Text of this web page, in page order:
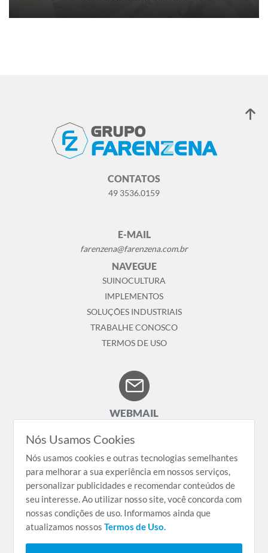
Nós Usamos Cookies
Nós usamos cookies e outras tecnologias semelhantes
para melhorar a sua experiência em nossos serviços,
personalizar publicidades e recomendar conteúdos de
seu interesse. Ao utilizar nosso site, você concorda com
nossas condições de uso. Informamos ainda que
atualizamos nossosTermos de Uso.
CONTATOS
49 3536.0159
E-MAIL
farenzena@farenzena.com.br
NAVEGUE
SUINOCULTURA
IMPLEMENTOS
SOLUÇÕES INDUSTRIAIS
TRABALHE CONOSCO
TERMOS DE USO
WEBMAIL
LINKEDIN
Copyright © 2023 Grupo Farenzena. Todos os direitos